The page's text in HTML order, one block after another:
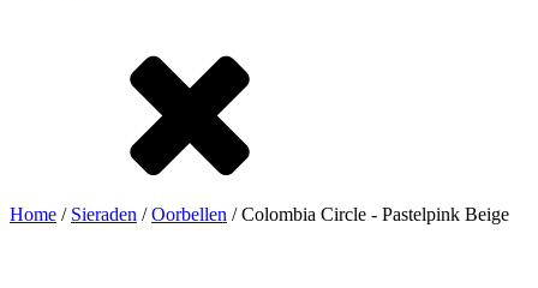
Home / Sieraden /Oorbellen / Colombia Circle - Pastelpink Beige